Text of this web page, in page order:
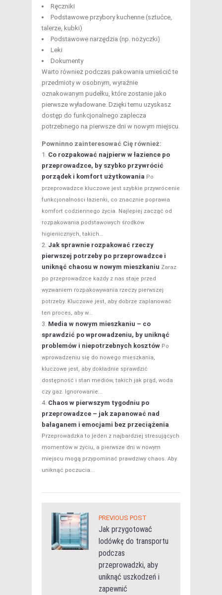
Ręczniki
Podstawowe przybory kuchenne (sztućce,
talerze, kubki)
Podstawowe narzędzia (np. nożyczki)
Leki
Dokumenty
Warto również podczas pakowania umieścić te
przedmioty w osobnym, wyraźnie
oznakowanym pudełku, które zostanie jako
pierwsze wyładowane. Dzięki temu uzyskasz
dostęp do funkcjonalnego zaplecza
potrzebnego na pierwsze dni w nowym miejscu.
Powninno zainteresować Cię również:
Co rozpakować najpierw w łazience po
przeprowadzce, by szybko przywrócić
porządek i komfort użytkowania Po
przeprowadzce kluczowe jest szybkie przywrócenie
funkcjonalności łazienki, co znacznie poprawia
komfort codziennego życia. Najlepiej zacząć od
rozpakowania podstawowych środków
higienicznych, takich...
Jak sprawnie rozpakować rzeczy
pierwszej potrzeby po przeprowadzce i
uniknąć chaosu w nowym mieszkaniu Zaraz
po przeprowadzce każdy z nas staje przed
wyzwaniem rozpakowywania rzeczy pierwszej
potrzeby. Kluczowe jest, aby dobrze zaplanować
ten proces, aby w...
Media w nowym mieszkaniu – co
sprawdzić po wprowadzeniu, by uniknąć
problemów i niepotrzebnych kosztów Po
wprowadzeniu się do nowego mieszkania,
kluczowe jest, aby dokładnie sprawdzić
dostępność i stan mediów, takich jak prąd, woda
czy gaz. Ignorowanie...
Chaos w pierwszym tygodniu po
przeprowadzce – jak zapanować nad
bałaganem i emocjami bez przeciążenia
Przeprowadzka to jeden z najbardziej stresujących
momentów w życiu, a pierwsze dni w nowym
miejscu mogą przypominać prawdziwy chaos. Aby
uniknąć poczucia...
PREVIOUS POST
Jak przygotować
lodówkę do transportu
podczas
przeprowadzki, aby
uniknąć uszkodzeń i
zapewnić